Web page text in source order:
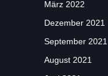
März 2022
Dezember 2021
September 2021
August 2021